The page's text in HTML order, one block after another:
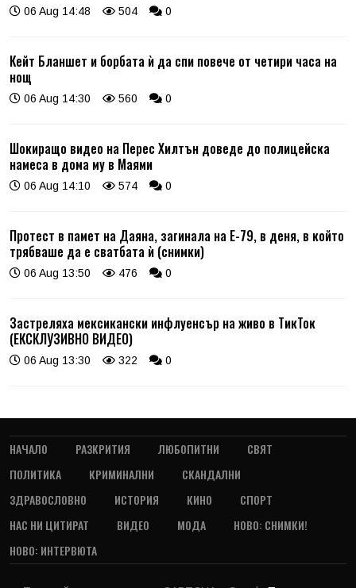
06 Aug 14:48 504 0
Кейт Бланшет и борбата ѝ да спи повече от четири часа на
нощ
06 Aug 14:30 560 0
Шокиращо видео на Перес Хилтън доведе до полицейска
намеса в дома му в Маями
06 Aug 14:10 574 0
Протест в памет на Даяна, загинала на Е-79, в деня, в който
трябваше да е сватбата ѝ (снимки)
06 Aug 13:50 476 0
Застреляха мексикански инфлуенсър на живо в ТикТок
(ЕКСКЛУЗИВНО ВИДЕО)
06 Aug 13:30 322 0
НАЧАЛО РАЗКРИТИЯ ЛЮБОПИТНИ
СВЯТ
ПОЛИТИКА
КРИМИНАЛНИ
СКАНДАЛНИ
ЗДРАВОСЛОВНО
ИСТОРИЯ КИНО
СПОРТ
НАС НИ ЦИТИРАТ
ВИДЕО МОДА
НОВО: СНИМКИ!
НОВО: ИНТЕРВЮТА